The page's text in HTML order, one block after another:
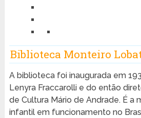
Biblioteca Monteiro
A biblioteca foi inaugurada em
Lenyra Fraccarolli e do então
de Cultura Mário de Andrade. É a
infantil em funcionamento no